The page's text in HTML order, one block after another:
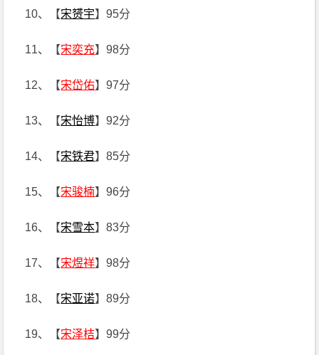
10、【宋赟宇】95分
11、【宋奕充】98分
12、【宋岱佑】97分
13、【宋怡博】92分
14、【宋铁君】85分
15、【宋骏楠】96分
16、【宋雪本】83分
17、【宋煜祥】98分
18、【宋亚诺】89分
19、【宋泽桔】99分